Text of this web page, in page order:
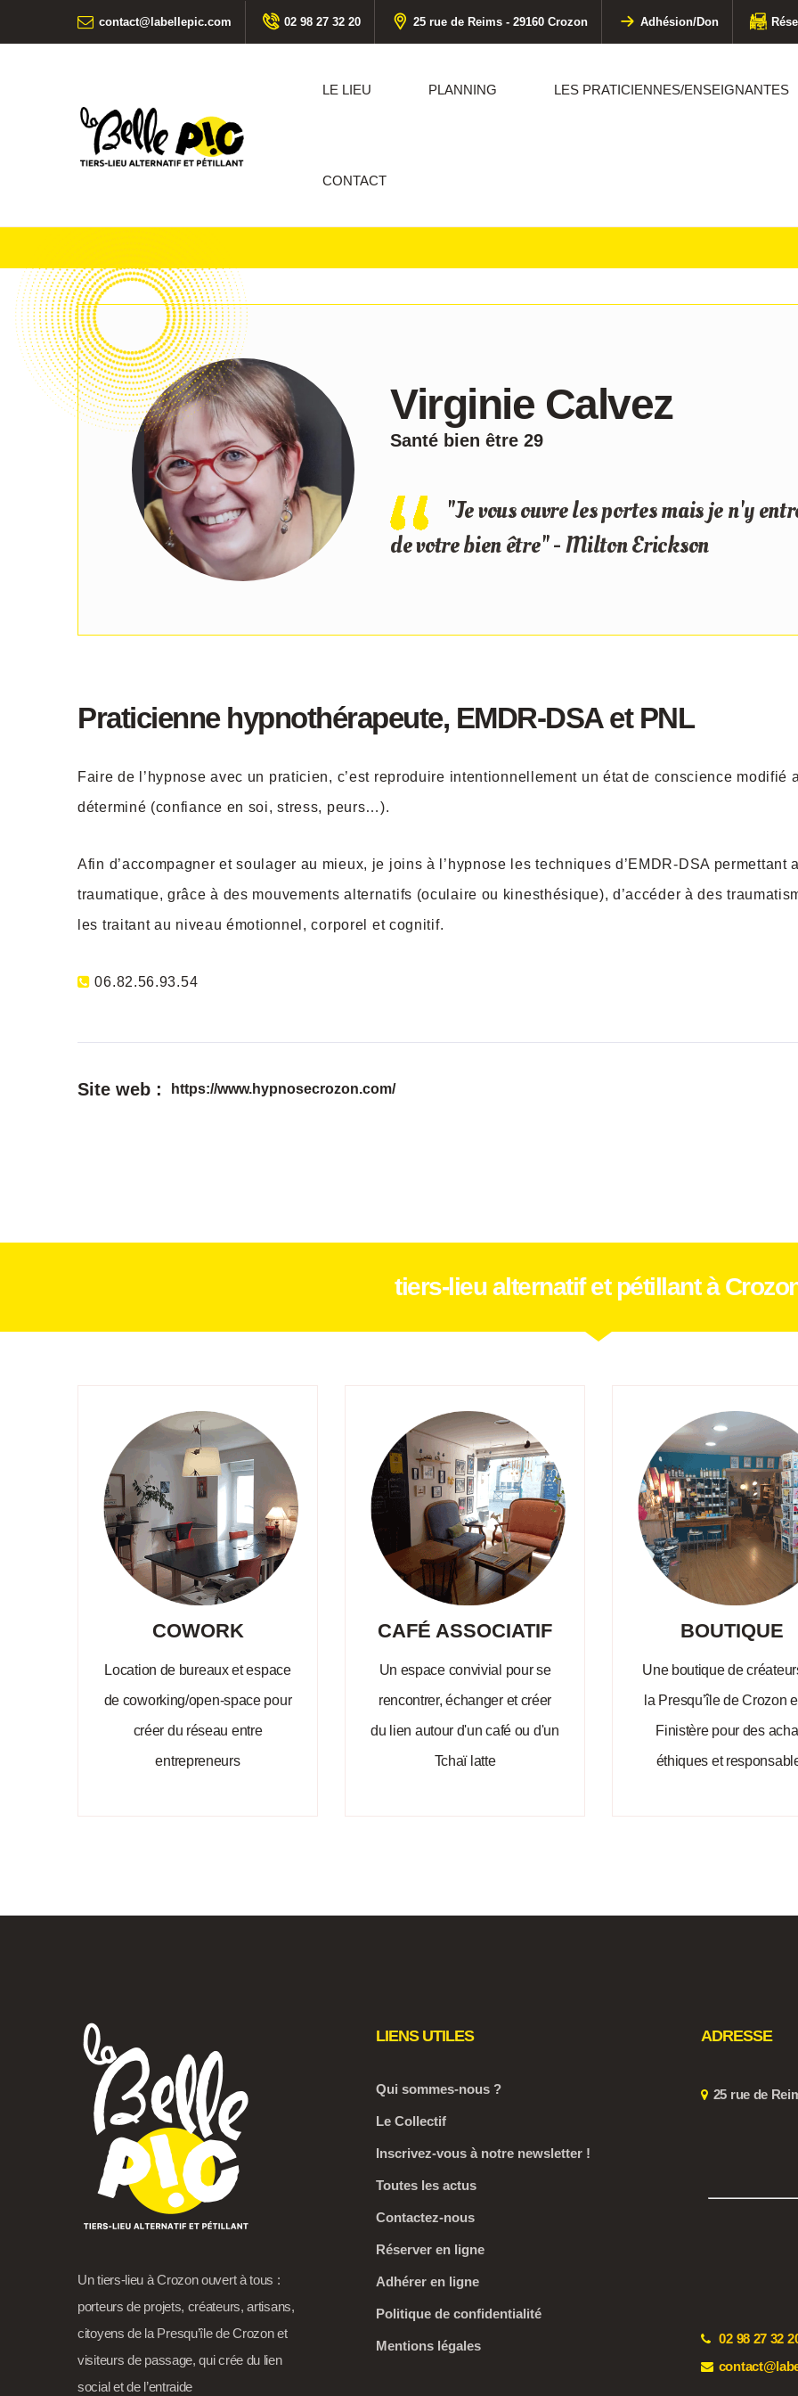
contact@labellepic.com 02 98 27 32 20 25 rue de Reims - 29160 Crozon Adhésion/Don
LE LIEU PLANNING LES PRATICIENNES/ENSEIGNANTES
CONTACT
Virginie Calvez
Santé bien être 29
"Je vous ouvre les portes mais je n'y
de votre bien être" - Milton Erickson
Praticienne hypnothérapeute, EMDR-DSA et PNL
Faire de l’hypnose avec un praticien, c’est reproduire intentionnellement un état de conscience
déterminé (confiance en soi, stress, peurs…).
Afin d’accompagner et soulager au mieux, je joins à l’hypnose les techniques d’EMDR-DSA permettant
traumatique, grâce à des mouvements alternatifs (oculaire ou kinesthésique), d’accéder à des
les traitant au niveau émotionnel, corporel et cognitif.
06.82.56.93.54
Site web : https://www.hypnosecrozon.com/
tiers-lieu alternatif et pétillant à
COWORK
Location de bureaux et espace
de coworking/open-space pour
créer du réseau entre
entrepreneurs
CAFÉ ASSOCIATIF
Un espace convivial pour se
rencontrer, échanger et créer
du lien autour d'un café ou d'un
Tchaï latte
BOUTIQUE
Une boutique de
la Presqu’île de Crozon
Finistère pour des
éthiques et
Un tiers-lieu à Crozon ouvert à tous :
porteurs de projets, créateurs, artisans,
citoyens de la Presqu’île de Crozon et
visiteurs de passage, qui crée du lien
social et de l’entraide
LIENS UTILES
Qui sommes-nous ?
Le Collectif
Inscrivez-vous à notre newsletter !
Toutes les actus
Contactez-nous
Réserver en ligne
Adhérer en ligne
Politique de confidentialité
Mentions légales
ADRESSE
25 rue de
02 98 27 32